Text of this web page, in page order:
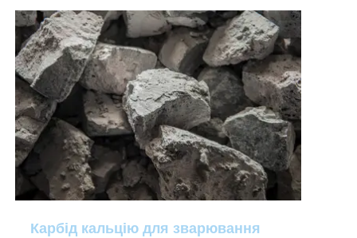
Карбід кальцію для зварювання